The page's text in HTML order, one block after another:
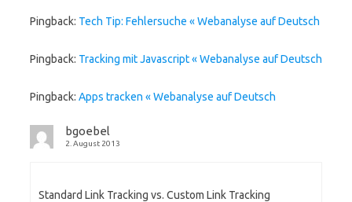
Pingback: Tech Tip: Fehlersuche « Webanalyse auf Deutsch
Pingback: Tracking mit Javascript « Webanalyse auf Deutsch
Pingback: Apps tracken « Webanalyse auf Deutsch
bgoebel
2. August 2013
Standard Link Tracking vs. Custom Link Tracking